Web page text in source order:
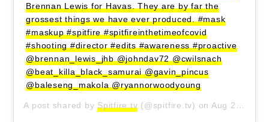
Brennan Lewis for Havas. They are by far the
grossest things we have ever produced. #mask
#maskup #spitfire #spitfireinthetimeofcovid
#shooting #director #edits #awareness #proactive
@brennan_lewis_jhb @johndav72 @cwilsnach
@beat_killa_black_samurai @gavin_pincus
@baleseng_makola @ryannorwoodyoung
A post shared by Spitfire.tv (@spitfire.tv) on Aug 21, 2020 at 1:42am PDT